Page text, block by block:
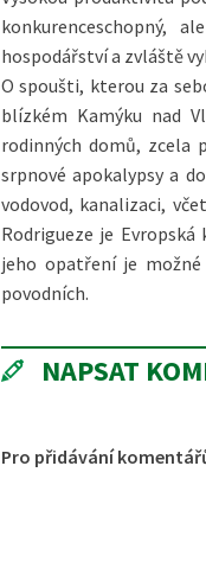
konkurenceschopný,
hospodářství a zvláště
O spoušti, kterou za
blízkém Kamýku nad
rodinných domů, zcela
srpnové apokalypsy a
vodovod, kanalizaci,
Rodrigueze je
jeho opatření je
povodních.
NAPSAT
Pro přidávání